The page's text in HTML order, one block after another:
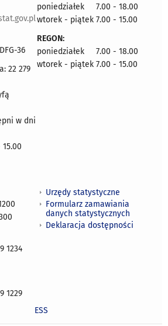
36
22 279
w dni
poniedziałek 7.00 - 18.00
wtorek - piątek 7.00 - 15.00
REGON:
poniedziałek 7.00 - 18.00
wtorek - piątek 7.00 - 15.00
1234
1229
Urzędy statystyczne
Formularz zamawiania
danych statystycznych
Deklaracja dostępności
ESS